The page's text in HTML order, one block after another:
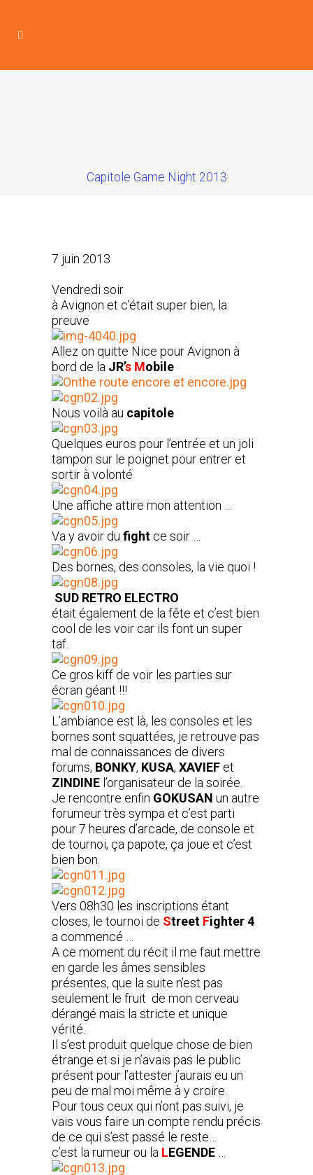
Capitole Game Night 2013
7 juin 2013
Vendredi soir
à Avignon et c’était super bien, la
preuve
Allez on quitte Nice pour Avignon à
bord de la JR’s Mobile
Nous voilà au capitole
Quelques euros pour l’entrée et un joli
tampon sur le poignet pour entrer et
sortir à volonté
Une affiche attire mon attention …
Va y avoir du fight ce soir …
Des bornes, des consoles, la vie quoi !
SUD RETRO ELECTRO
était également de la fête et c’est bien
cool de les voir car ils font un super
taf.
Ce gros kiff de voir les parties sur
écran géant !!!
L’ambiance est là, les consoles et les
bornes sont squattées, je retrouve pas
mal de connaissances de divers
forums, BONKY, KUSA, XAVIEF et
ZINDINE l’organisateur de la soirée.
Je rencontre enfin GOKUSAN un autre
forumeur très sympa et c’est parti
pour 7 heures d’arcade, de console et
de tournoi, ça papote, ça joue et c’est
bien bon.
Vers 08h30 les inscriptions étant
closes, le tournoi de Street Fighter 4
a commencé …
A ce moment du récit il me faut mettre
en garde les âmes sensibles
présentes, que la suite n’est pas
seulement le fruit de mon cerveau
dérangé mais la stricte et unique
vérité.
Il s’est produit quelque chose de bien
étrange et si je n’avais pas le public
présent pour l’attester j’aurais eu un
peu de mal moi même à y croire.
Pour tous ceux qui n’ont pas suivi, je
vais vous faire un compte rendu précis
de ce qui s’est passé le reste…
c’est la rumeur ou la LEGENDE